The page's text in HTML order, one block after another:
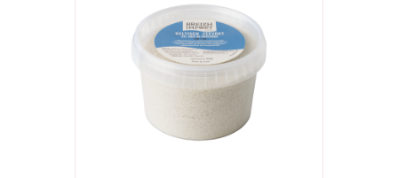
Deze
optie
kan
gekozen
worden
op
de
productpagina